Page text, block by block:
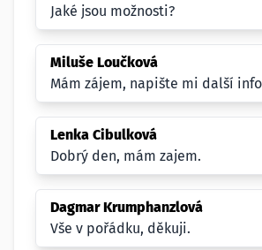
Jaké jsou možnosti?
Miluše Loučková
Mám zájem, napište mi další
Lenka Cibulková
Dobrý den, mám zajem.
Dagmar Krumphanzlová
Vše v pořádku, děkuji.